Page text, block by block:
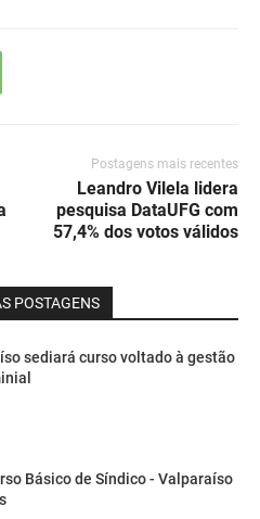
Postagens mais recentes
Leandro Vilela lidera
pesquisa DataUFG com
57,4% dos votos válidos
POSTAGENS
sediará curso voltado à gestão
Básico de Síndico - Valparaíso